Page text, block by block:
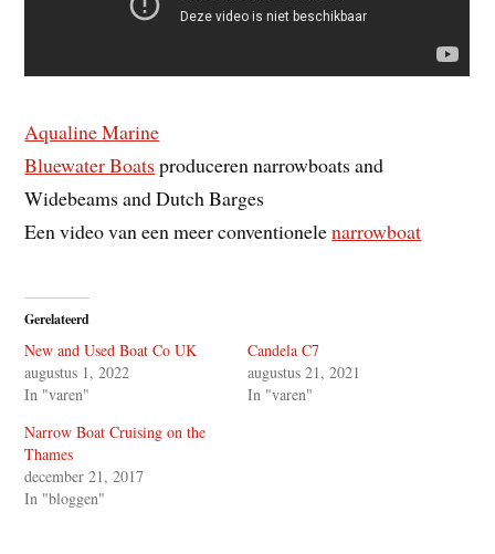
Aqualine Marine
Bluewater Boats produceren narrowboats and
Widebeams and Dutch Barges
Een video van een meer conventionelenarrowboat
Gerelateerd
New and Used Boat Co UK
augustus 1, 2022
In "varen"
Candela C7
augustus 21, 2021
In "varen"
Narrow Boat Cruising on the
Thames
december 21, 2017
In "bloggen"